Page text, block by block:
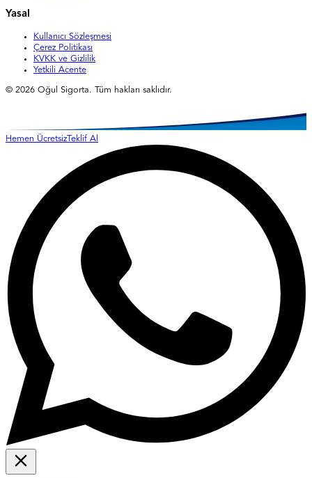
Yasal
Kullanıcı Sözleşmesi
Çerez Politikası
KVKK ve Gizlilik
Yetkili Acente
© 2026 Oğul Sigorta. Tüm hakları saklıdır.
Hemen ÜcretsizTeklif Al